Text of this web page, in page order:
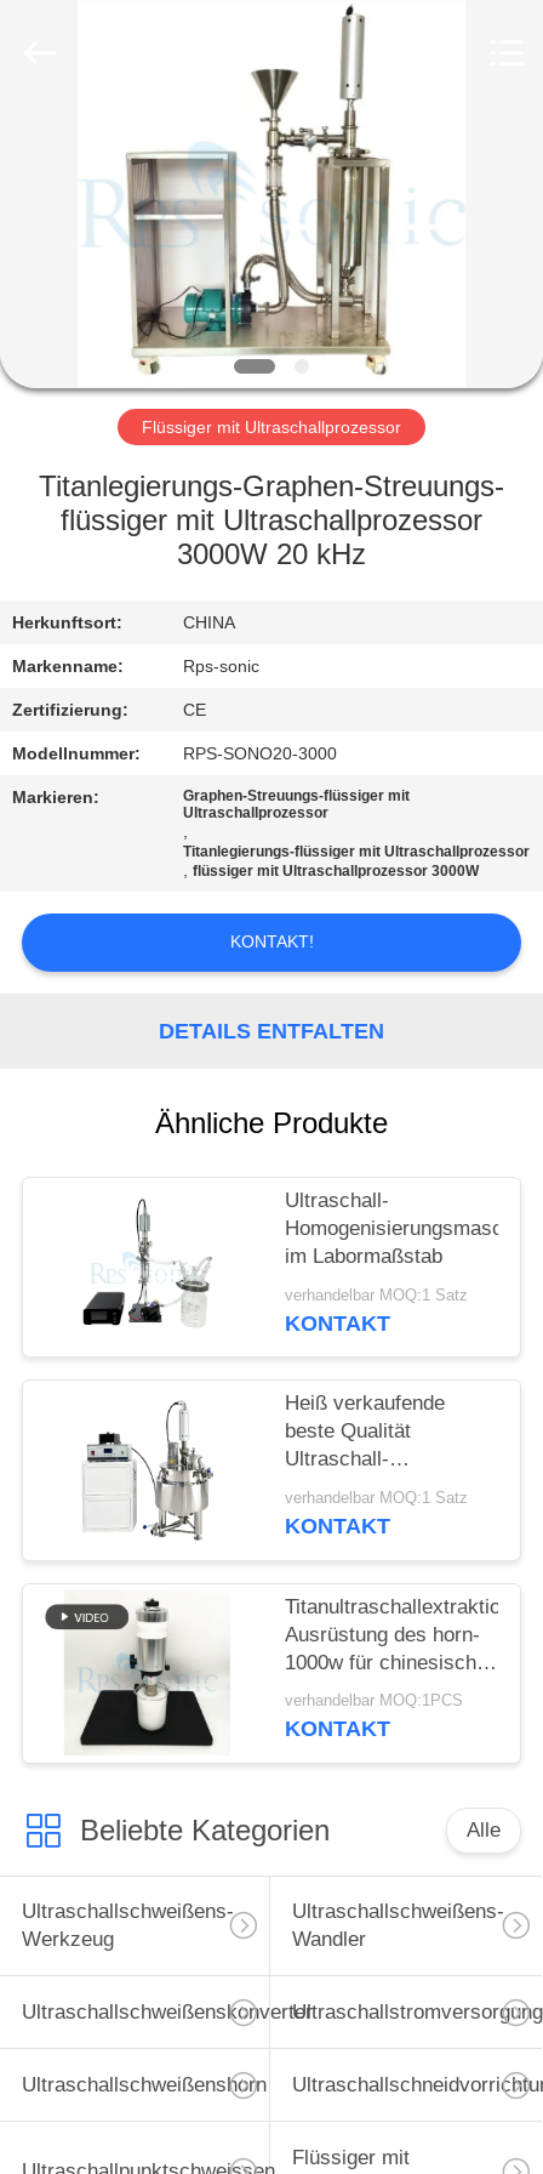
PRODUKTE
FABRIK-
AUSFLUG
QUALITÄTSKONTROLLE
SIE
MIT
UNS
IN
VERBINDUNG
NACHRICHTEN
FÄLLE
Flüssiger mit Ultraschallprozessor
Titanlegierungs-Graphen-Streuungs-
flüssiger mit Ultraschallprozessor
3000W 20 kHz
Herkunftsort: CHINA
Markenname: Rps-sonic
Zertifizierung: CE
Modellnummer: RPS-SONO20-3000
Markieren:
Graphen-Streuungs-flüssiger mit
Ultraschallprozessor
,
Titanlegierungs-flüssiger mit Ultraschallprozessor
,flüssiger mit Ultraschallprozessor 3000W
KONTAKT!
DETAILS ENTFALTEN
Ähnliche Produkte
Ultraschall-
Homogenisierungsmaschine
im Labormaßstab
verhandelbar MOQ:1 Satz
KONTAKT
Heiß verkaufende
beste Qualität
Ultraschall-
mit Rührwerk-
verhandelbar MOQ:1 Satz
KONTAKT
Titanultraschallextraktions-
Ausrüstung des horn-
1000w für chinesische
Medizin
verhandelbar MOQ:1PCS
KONTAKT
Beliebte Kategorien Alle
Ultraschallschweißens-
Werkzeug
Ultraschallschweißens-
Wandler
UltraschallschweißenskonverterUltraschallstromversorgung
Ultraschallschweißenshorn
Flüssiger mit